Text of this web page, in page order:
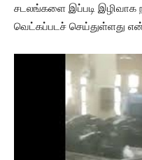
சடலங்களை இப்படி இழிவாக
வெட்கப்படச் செய்துள்ளது